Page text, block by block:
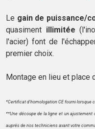
Le gain de puissance/
quasiment illimitée
l'acier) font de
premier choix.
Montage en lieu et place
*Certificat d'homologation CE fourni lorsque
**Une découpe de la ligne et un ajustement
auprès de nos techniciens avant votre